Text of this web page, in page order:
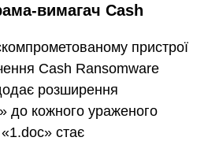
вимагач Cash
пристрої
Cash Ransomware
розширення
до кожного ураженого
стає